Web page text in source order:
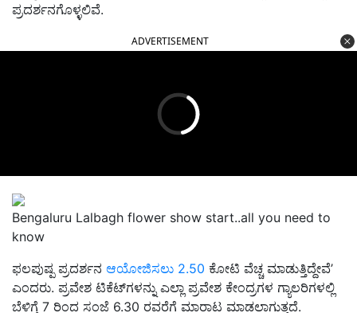
ಪ್ರದರ್ಶನಗೊಳ್ಳಲಿವೆ.
ADVERTISEMENT
Bengaluru Lalbagh flower show start..all you need to
know
ಫಲಪುಷ್ಪ ಪ್ರದರ್ಶನ ಆಯೋಜಿಸಲು 2.50 ಕೋಟಿ ವೆಚ್ಚ ಮಾಡುತ್ತಿದ್ದೇವೆ’
ಎಂದರು. ಪ್ರವೇಶ ಟಿಕೆಟ್‌ಗಳನ್ನು ಎಲ್ಲಾ ಪ್ರವೇಶ ಕೇಂದ್ರಗಳ ಗ್ಯಾಲರಿಗಳಲ್ಲಿ
ಬೆಳಿಗ್ಗೆ 7 ರಿಂದ ಸಂಜೆ 6.30 ರವರೆಗೆ ಮಾರಾಟ ಮಾಡಲಾಗುತ್ತದೆ.